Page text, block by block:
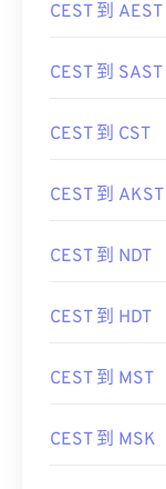
CEST 到 AEST
CEST 到 SAST
CEST 到 CST
CEST 到 AKST
CEST 到 NDT
CEST 到 HDT
CEST 到 MST
CEST 到 MSK